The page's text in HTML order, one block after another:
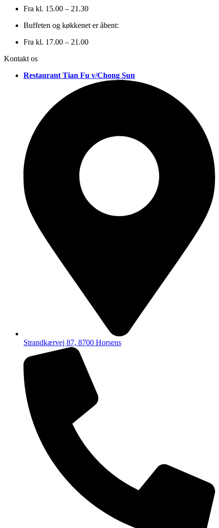
Fra kl. 15.00 – 21.30
Buffeten og køkkenet er åbent:
Fra kl. 17.00 – 21.00
Kontakt os
Restaurant Tian Fu v/Chong Sun
Strandkærvej 87, 8700 Horsens